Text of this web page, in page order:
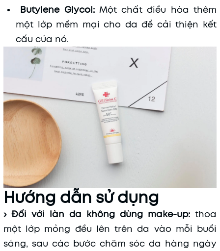
Butylene Glycol:Một chất điều hòa thêm
một lớp mềm mại cho da để cải thiện kết
cấu của nó.
Hướng dẫn sử dụng
› Đối với làn da không dùng make-up: thoa
một lớp mỏng đều lên trên da vào mỗi buổi
sáng, sau các bước chăm sóc da hàng ngày